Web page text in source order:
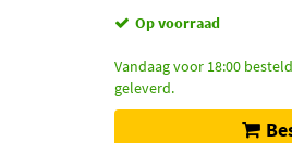
Op voorraad
Vandaag voor 18:00
geleverd.